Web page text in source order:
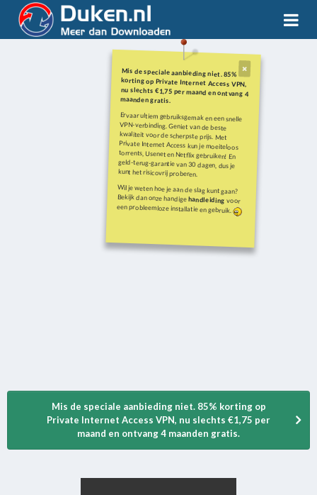
Mis de speciale aanbieding niet. 85%
korting op Private Internet Access VPN,
nu slechts €1,75 per maand en ontvang 4
maanden gratis.
Ervaar ultiem gebruiksgemak en een snelle
VPN-verbinding. Geniet van de beste
kwaliteit voor de scherpste prijs. Met
Private Internet Access kun je moeiteloos
torrents, Usenet en Netflix gebruiken! En
geld-terug-garantie van 30 dagen, dus je
kunt het risicovrij proberen.
Wil je weten hoe je aan de slag kunt gaan?
Bekijk dan onze handigehandleiding voor
een probleemloze installatie en gebruik.
Mis de speciale aanbieding niet. 85% korting op
Private Internet Access VPN, nu slechts €1,75 per
maand en ontvang 4 maanden gratis.